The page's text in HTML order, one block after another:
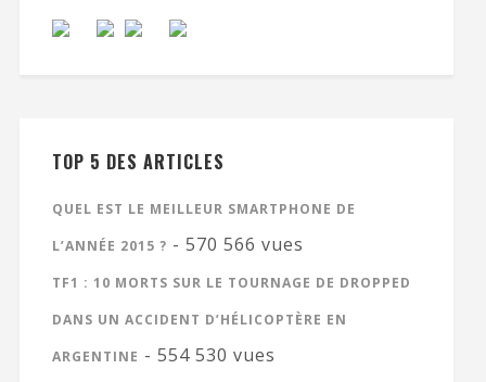
TOP 5 DES ARTICLES
QUEL EST LE MEILLEUR SMARTPHONE DE
L’ANNÉE 2015 ? - 570 566 vues
TF1 : 10 MORTS SUR LE TOURNAGE DE DROPPED
DANS UN ACCIDENT D’HÉLICOPTÈRE EN
ARGENTINE - 554 530 vues